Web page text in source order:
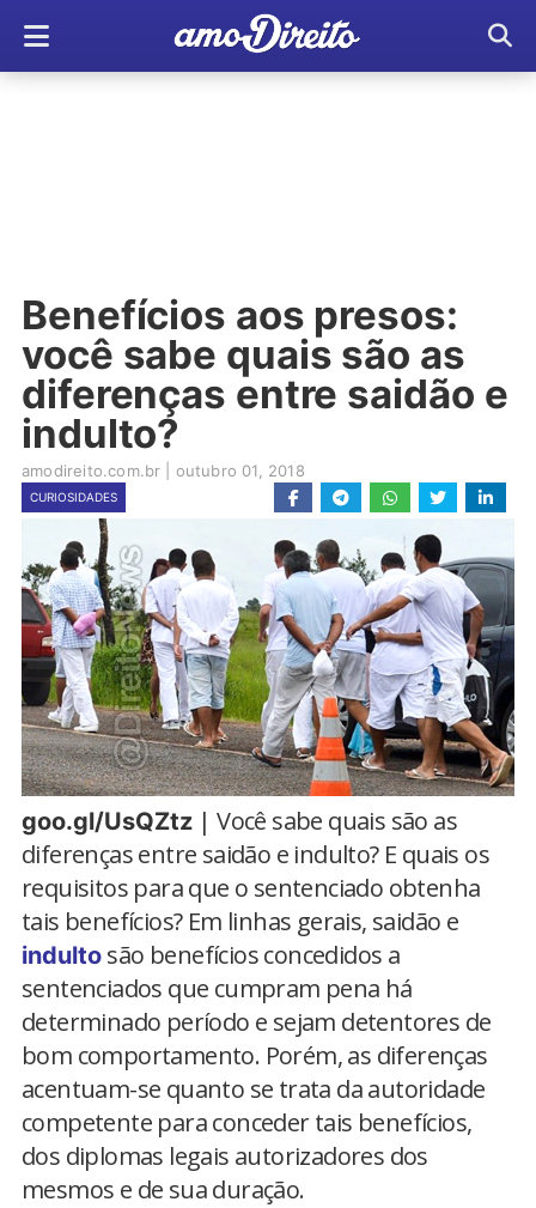
Benefícios aos presos:
você sabe quais são as
diferenças entre saidão e
indulto?
amodireito.com.br outubro 01, 2018
CURIOSIDADES
goo.gl/UsQZtz | Você sabe quais são as
diferenças entre saidão e indulto? E quais os
requisitos para que o sentenciado obtenha
tais benefícios? Em linhas gerais, saidão e
indulto são benefícios concedidos a
sentenciados que cumpram pena há
determinado período e sejam detentores de
bom comportamento. Porém, as diferenças
acentuam-se quanto se trata da autoridade
competente para conceder tais benefícios,
dos diplomas legais autorizadores dos
mesmos e de sua duração.